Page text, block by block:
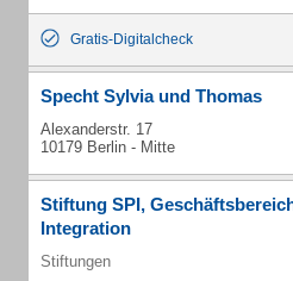
Gratis-Digitalcheck
Specht Sylvia und Thomas
Alexanderstr. 17
10179 Berlin - Mitte
Stiftung SPI,
Integration
Stiftungen